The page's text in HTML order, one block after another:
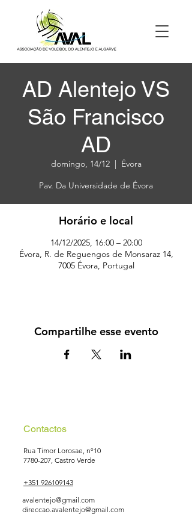
AD Alentejo VS
São Francisco
AD
domingo, 14/12
  |
Évora
Pav. Da Universidade de Évora
Horário e local
14/12/2025, 16:00 – 20:00
Évora, R. de Reguengos de Monsaraz 14,
7005 Évora, Portugal
Compartilhe esse evento
Contactos
Rua Timor Lorosae, nº10
7780-207, Castro Verde
+351 926109143
avalentejo@gmail.com
direccao.avalentejo@gmail.com